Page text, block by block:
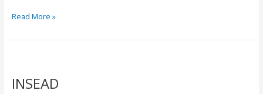
Read More »
INSEAD